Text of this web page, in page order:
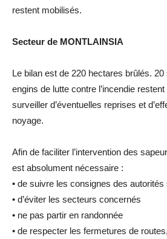
restent mobilisés.
Secteur de MONTLAINSIA
Le bilan est de 220 hectares brûlés.
engins de lutte contre l’incendie
surveiller d’éventuelles reprises et
noyage.
Afin de faciliter l’intervention des
est absolument nécessaire :
• de suivre les consignes des autorités
• d’éviter les secteurs concernés
• ne pas partir en randonnée
• de respecter les fermetures de